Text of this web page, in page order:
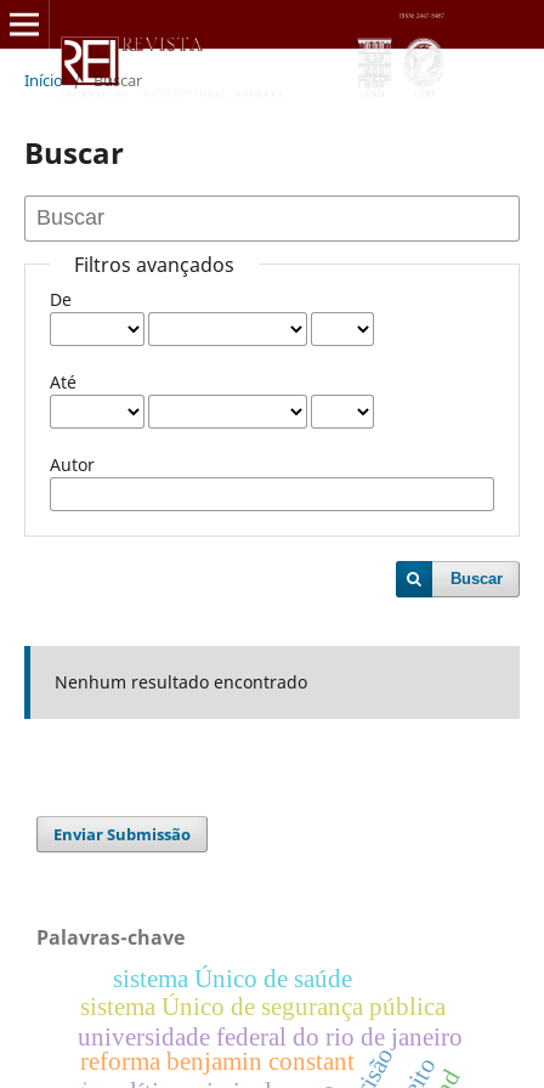
Início / Buscar
Buscar
Filtros avançados
De
Até
Autor
Buscar
Nenhum resultado encontrado
Enviar Submissão
Palavras-chave
universidade federal do rio de janeiro
reforma benjamin constant
sistema Único de segurança pública
sistema Único de saúde